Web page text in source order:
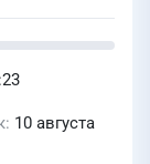
10 августа